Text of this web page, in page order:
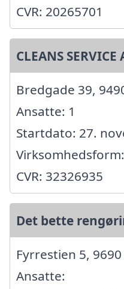
CVR: 20265701
CLEANS SERVICE
Bredgade 39,
Ansatte: 1
Startdato: 27.
CVR: 32326935
Det bette
Fyrrestien 5,
Ansatte: